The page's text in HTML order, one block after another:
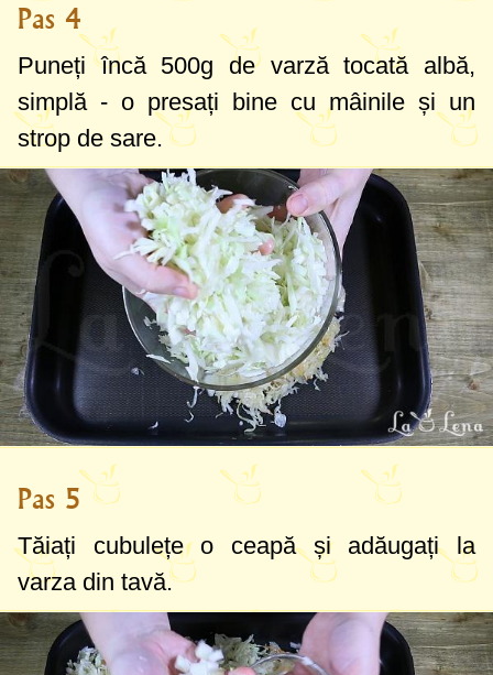
Pas 4
Puneți încă 500g de varză tocată albă,
simplă - o presați bine cu mâinile și un
strop de sare.
Pas 5
Tăiați cubulețe o ceapă și adăugați la
varza din tavă.